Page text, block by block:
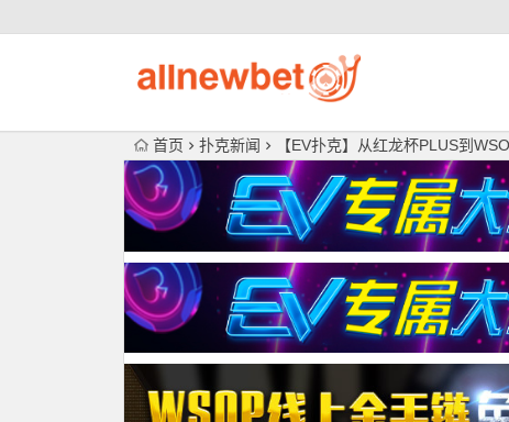
首页 扑克新闻 【EV扑克】从红龙杯PLUS到